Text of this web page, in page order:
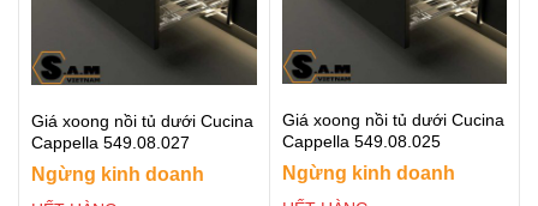
Giá xoong nồi tủ dưới Cucina
Cappella 549.08.027
Ngừng kinh doanh
Giá xoong nồi tủ dưới Cucina
Cappella 549.08.025
Ngừng kinh doanh